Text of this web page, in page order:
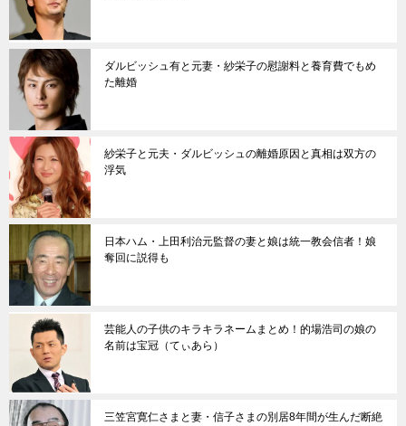
ダルビッシュ有と元妻・紗栄子の慰謝料と養育費でもめ
た離婚
紗栄子と元夫・ダルビッシュの離婚原因と真相は双方の
浮気
日本ハム・上田利治元監督の妻と娘は統一教会信者！娘
奪回に説得も
芸能人の子供のキラキラネームまとめ！的場浩司の娘の
名前は宝冠（てぃあら）
三笠宮寛仁さまと妻・信子さまの別居8年間が生んだ断絶